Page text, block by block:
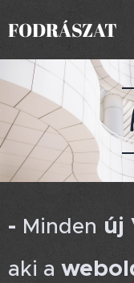
FODRÁSZAT
- Minden új
aki a